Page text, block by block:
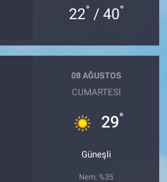
22° / 40°
08 AĞUSTOS
CUMARTESI
29°
Güneşli
Nem: %35